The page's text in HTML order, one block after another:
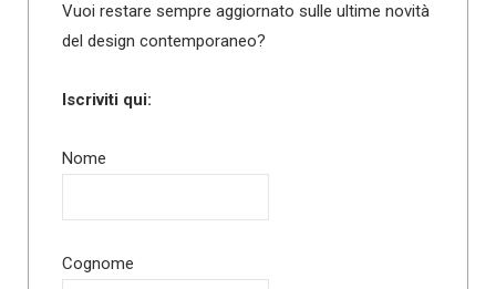
Vuoi restare sempre aggiornato sulle ultime novità
del design contemporaneo?
Iscriviti qui:
Nome
Cognome